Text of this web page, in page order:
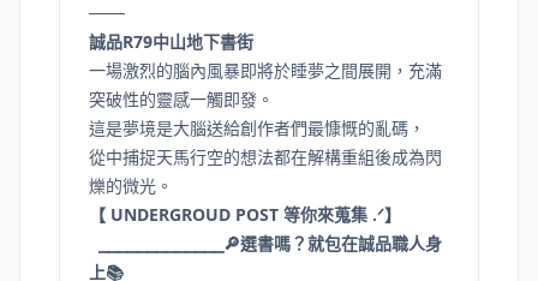
───
誠品R79中山地下書街
一場激烈的腦內風暴即將於睡夢之間展開，充滿
突破性的靈感一觸即發。
這是夢境是大腦送給創作者們最慷慨的亂碼，
從中捕捉天馬行空的想法都在解構重組後成為閃
爍的微光。
【 UNDERGROUD POST 等你來蒐集 .ᐟ】
⎯⎯⎯⎯⎯⎯⎯⎯⎯⎯⎯⎯⎯🔎選書嗎？就包在誠品職人身
上📚